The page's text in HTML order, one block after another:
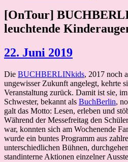
[OnTour]
leuchtende
22. Juni 2019
Die BUCHBERLINkids, 2017 noch
ungewisser Zukunft angelegt, kehrte
Veranstaltung zurück. Damit ist sie,
Schwester, bekannt als BuchBerlin,
galt das Motto: Lesen, erleben und
Während der Messefreitag den
war, konnten sich am Wochenende
wurde ein buntes Programm aus
unterschiedlichen Bühnen,
standinterne Aktionen einzelner